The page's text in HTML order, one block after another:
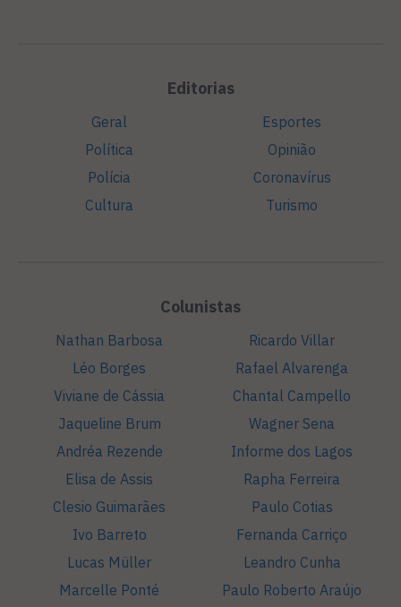
Editorias
Geral
Política
Polícia
Cultura
Esportes
Opinião
Coronavírus
Turismo
Colunistas
Nathan Barbosa
Léo Borges
Viviane de Cássia
Jaqueline Brum
Andréa Rezende
Elisa de Assis
Clesio Guimarães
Ivo Barreto
Lucas Müller
Marcelle Ponté
Ricardo Villar
Rafael Alvarenga
Chantal Campello
Wagner Sena
Informe dos Lagos
Rapha Ferreira
Paulo Cotias
Fernanda Carriço
Leandro Cunha
Paulo Roberto Araújo